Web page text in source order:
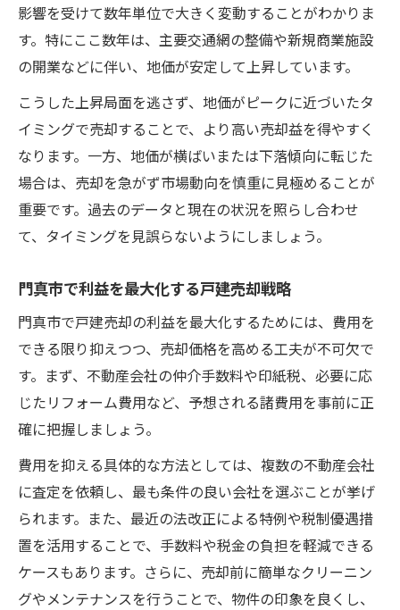
影響を受けて数年単位で大きく変動することがわかりま
す。特にここ数年は、主要交通網の整備や新規商業施設
の開業などに伴い、地価が安定して上昇しています。
こうした上昇局面を逃さず、地価がピークに近づいたタ
イミングで売却することで、より高い売却益を得やすく
なります。一方、地価が横ばいまたは下落傾向に転じた
場合は、売却を急がず市場動向を慎重に見極めることが
重要です。過去のデータと現在の状況を照らし合わせ
て、タイミングを見誤らないようにしましょう。
門真市で利益を最大化する戸建売却戦略
門真市で戸建売却の利益を最大化するためには、費用を
できる限り抑えつつ、売却価格を高める工夫が不可欠で
す。まず、不動産会社の仲介手数料や印紙税、必要に応
じたリフォーム費用など、予想される諸費用を事前に正
確に把握しましょう。
費用を抑える具体的な方法としては、複数の不動産会社
に査定を依頼し、最も条件の良い会社を選ぶことが挙げ
られます。また、最近の法改正による特例や税制優遇措
置を活用することで、手数料や税金の負担を軽減できる
ケースもあります。さらに、売却前に簡単なクリーニン
グやメンテナンスを行うことで、物件の印象を良くし、